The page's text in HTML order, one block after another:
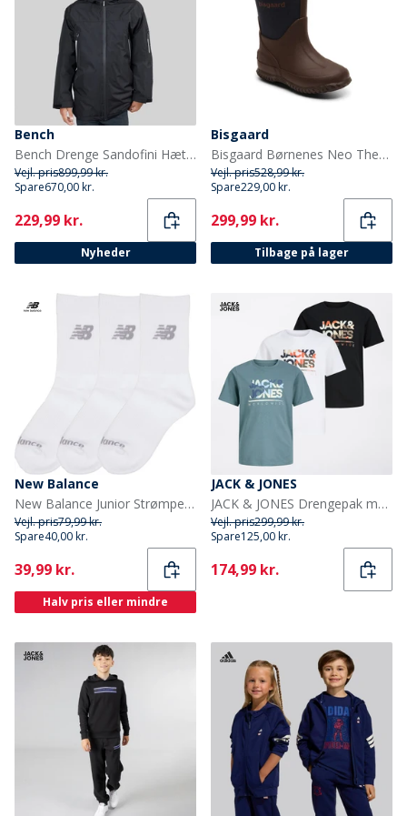
Bench
Bench Drenge Sandofini Hættejakke Sort
Vejl. pris899,99 kr.
Spare670,00 kr.
Current
229,99 kr.
Nyheder
Bisgaard
Bisgaard Børnenes Neo Thermo Gummistøvler Blå
Vejl. pris528,99 kr.
Spare229,00 kr.
Current
299,99 kr.
Tilbage på lager
New Balance
New Balance Junior Strømper med Polstring 3-pak Hvid
Vejl. pris79,99 kr.
Spare40,00 kr.
Current
39,99 kr.
Halv pris eller mindre
JACK & JONES
JACK & JONES Drengepak med 3 Luke T-shirts Sort
Vejl. pris299,99 kr.
Spare125,00 kr.
Current
174,99 kr.